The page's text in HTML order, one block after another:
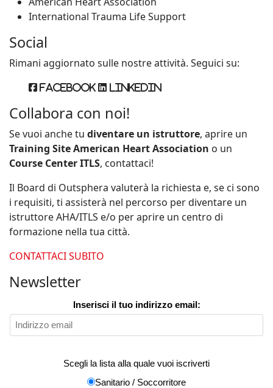
International Trauma Life Support
Social
Rimani aggiornato sulle nostre attività. Seguici su:
Facebook Linkedin
Collabora con noi!
Se vuoi anche tu diventare un istruttore, aprire un
Training Site American Heart Association o un
Course Center ITLS, contattaci!
Il Board di Outsphera valuterà la richiesta e, se ci sono
i requisiti, ti assisterà nel percorso per diventare un
istruttore AHA/ITLS e/o per aprire un centro di
formazione nella tua città.
CONTATTACI SUBITO
Newsletter
Inserisci il tuo indirizzo email:
Scegli la lista alla quale vuoi iscriverti
Sanitario / Soccorritore